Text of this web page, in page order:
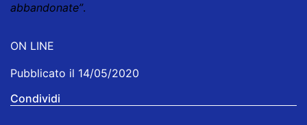
abbandonate”.
ON LINE
Pubblicato il 14/05/2020
Condividi